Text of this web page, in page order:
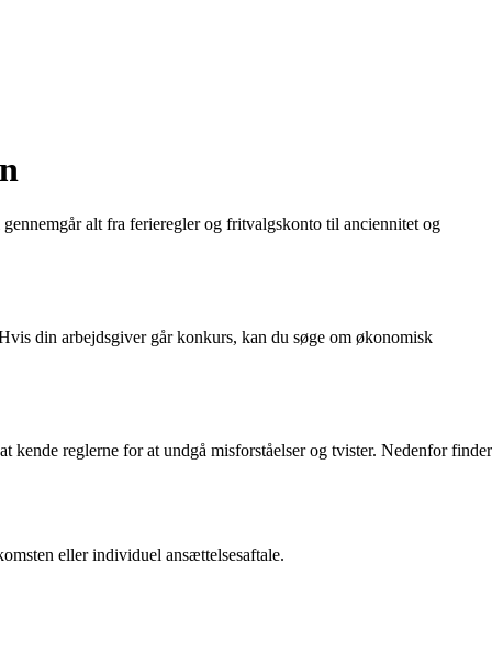
alt fra ferieregler og fritvalgskonto til anciennitet og
din arbejdsgiver går konkurs, kan du søge om økonomisk
reglerne for at undgå misforståelser og tvister. Nedenfor finder
eller individuel ansættelsesaftale.